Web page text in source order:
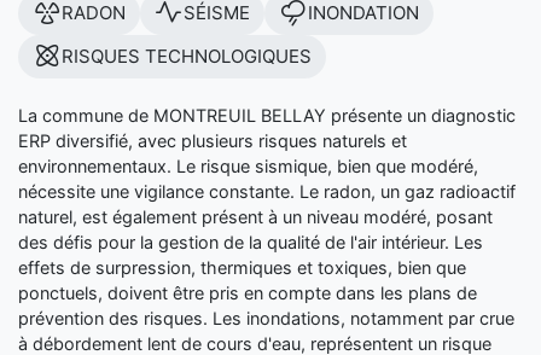
RADON SÉISME
INONDATION
RISQUES TECHNOLOGIQUES
La commune de MONTREUIL BELLAY présente un diagnostic
ERP diversifié, avec plusieurs risques naturels et
environnementaux. Le risque sismique, bien que modéré,
nécessite une vigilance constante. Le radon, un gaz radioactif
naturel, est également présent à un niveau modéré, posant
des défis pour la gestion de la qualité de l'air intérieur. Les
effets de surpression, thermiques et toxiques, bien que
ponctuels, doivent être pris en compte dans les plans de
prévention des risques. Les inondations, notamment par crue
à débordement lent de cours d'eau, représentent un risque